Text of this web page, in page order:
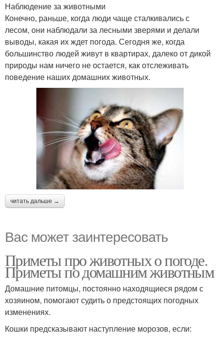
Наблюдение за животными
Конечно, раньше, когда люди чаще сталкивались с
лесом, они наблюдали за лесными зверями и делали
выводы, какая их ждет погода. Сегодня же, когда
большинство людей живут в квартирах, далеко от дикой
природы нам ничего не остается, как отслеживать
поведение наших домашних животных.
читать дальше →
Вас может заинтересовать
Приметы про животных о погоде.
Приметы по домашним животным
Домашние питомцы, постоянно находящиеся рядом с
хозяином, помогают судить о предстоящих погодных
изменениях.
Кошки предсказывают наступление морозов, если: